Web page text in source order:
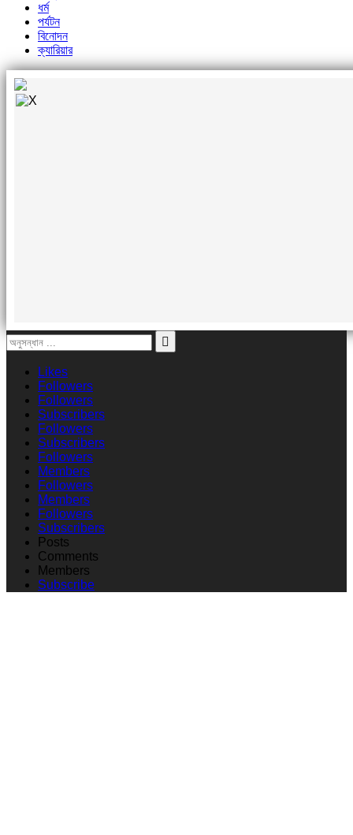
ধর্ম
পর্যটন
বিনোদন
ক্যারিয়ার
Likes
Followers
Followers
Subscribers
Followers
Subscribers
Followers
Members
Followers
Members
Followers
Subscribers
Posts
Comments
Members
Subscribe